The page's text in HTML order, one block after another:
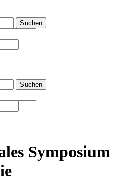
Suchen
Suchen
Symposium